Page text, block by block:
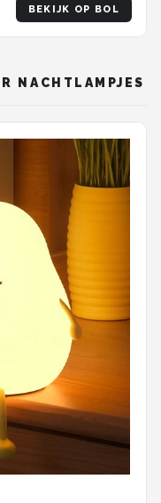
BEKIJK OP BOL
NACHTLAMPJES